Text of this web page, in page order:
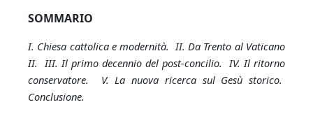
SOMMARIO
I. Chiesa cattolica e modernità. II. Da Trento al Vaticano
II. III. Il primo decennio del post-concilio. IV. Il ritorno
conservatore. V. La nuova ricerca sul Gesù storico.
Conclusione.